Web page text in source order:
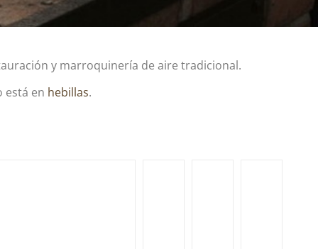
y marroquinería de aire tradicional.
está en hebillas.